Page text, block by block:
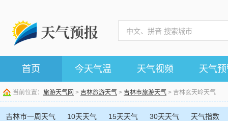
首页 今天气温 天气视频 天气
当前位置： 旅游天气网 > 吉林旅游天气 > 吉林市旅游天气 > 吉林玄天岭天气
吉林市一周天气 10天天气 15天天气 30天天气 天气指数